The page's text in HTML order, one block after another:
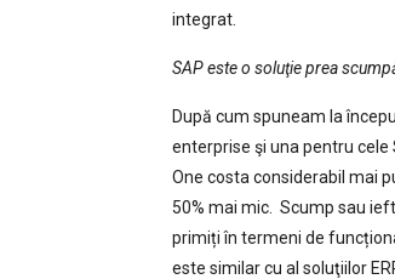
integrat.
SAP este o soluţie prea
După cum spuneam la
enterprise şi una pentru cele
One costa considerabil mai
50% mai mic. Scump sau
primiți în termeni de
este similar cu al soluţiilor